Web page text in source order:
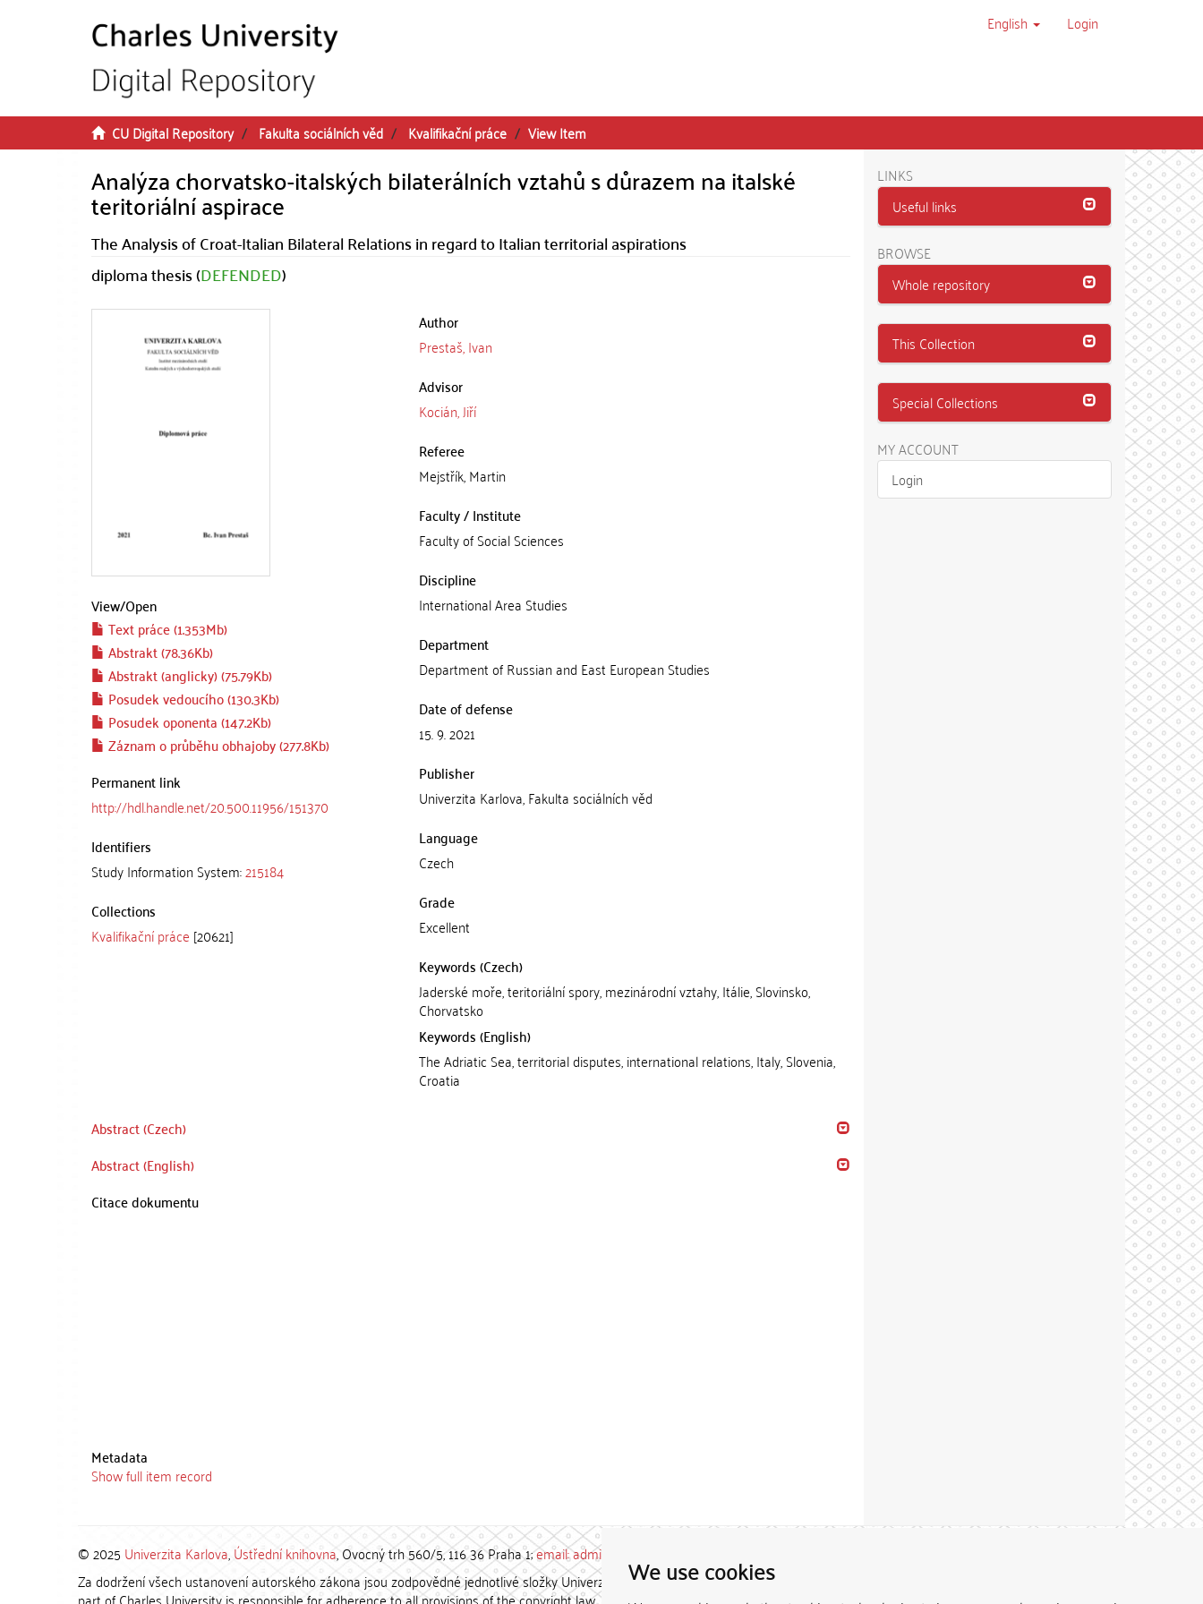
We use cookies
English Login
CU Digital Repository Fakulta sociálních věd Kvalifikační práce View Item
Analýza chorvatsko-italských bilaterálních vztahů s důrazem na italské
teritoriální aspirace
The Analysis of Croat-Italian Bilateral Relations in regard to Italian territorial aspirations
diploma thesis (DEFENDED)
View/Open
Text práce (1.353Mb)
Abstrakt (78.36Kb)
Abstrakt (anglicky) (75.79Kb)
Posudek vedoucího (130.3Kb)
Posudek oponenta (147.2Kb)
Záznam o průběhu obhajoby (277.8Kb)
Permanent link
http://hdl.handle.net/20.500.11956/151370
Identifiers
Study Information System:215184
Collections
Kvalifikační práce [20621]
Author
Prestaš, Ivan
Advisor
Kocián, Jiří
Referee
Mejstřík, Martin
Faculty / Institute
Faculty of Social Sciences
Discipline
International Area Studies
Department
Department of Russian and East European Studies
Date of defense
15. 9. 2021
Publisher
Univerzita Karlova, Fakulta sociálních věd
Language
Czech
Grade
Excellent
Keywords (Czech)
Jaderské moře, teritoriální spory, mezinárodní vztahy, Itálie, Slovinsko,
Chorvatsko
Keywords (English)
The Adriatic Sea, territorial disputes, international relations, Italy, Slovenia,
Croatia
Abstract (Czech)
Abstract (English)
Citace dokumentu
Metadata
Show full item record
LINKS
Useful links
BROWSE
Whole repository
This Collection
Special Collections
MY ACCOUNT
Login
© 2025 Univerzita Karlova,Ústřední knihovna, Ovocný trh 560/5, 116 36 Praha 1;email: admin-repozitar [at] cuni.cz
Za dodržení všech ustanovení autorského zákona jsou zodpovědné jednotlivé složky Univerzity Karlovy. / Each constituent